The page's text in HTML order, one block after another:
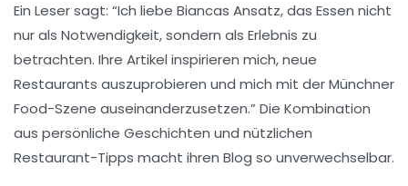
Ein Leser sagt: “Ich liebe Biancas Ansatz, das Essen nicht
nur als Notwendigkeit, sondern als Erlebnis zu
betrachten. Ihre Artikel inspirieren mich, neue
Restaurants auszuprobieren und mich mit der Münchner
Food-Szene auseinanderzusetzen.” Die Kombination
aus persönliche Geschichten und nützlichen
Restaurant-Tipps macht ihren Blog so unverwechselbar.